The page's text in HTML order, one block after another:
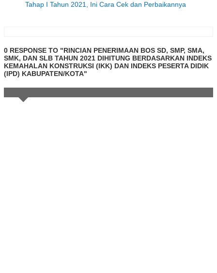
Tahap I Tahun 2021, Ini Cara Cek dan Perbaikannya
0 RESPONSE TO "RINCIAN PENERIMAAN BOS SD, SMP, SMA,
SMK, DAN SLB TAHUN 2021 DIHITUNG BERDASARKAN INDEKS
KEMAHALAN KONSTRUKSI (IKK) DAN INDEKS PESERTA DIDIK
(IPD) KABUPATEN/KOTA"